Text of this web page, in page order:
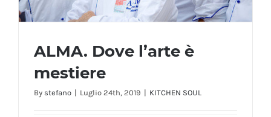
ALMA. Dove l’arte è
mestiere
By stefano | Luglio 24th, 2019 | KITCHEN SOUL